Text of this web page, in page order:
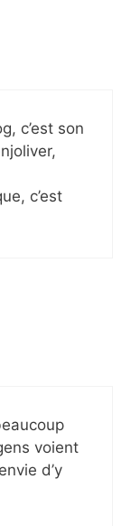
c’est son
c’est
voient
d’y